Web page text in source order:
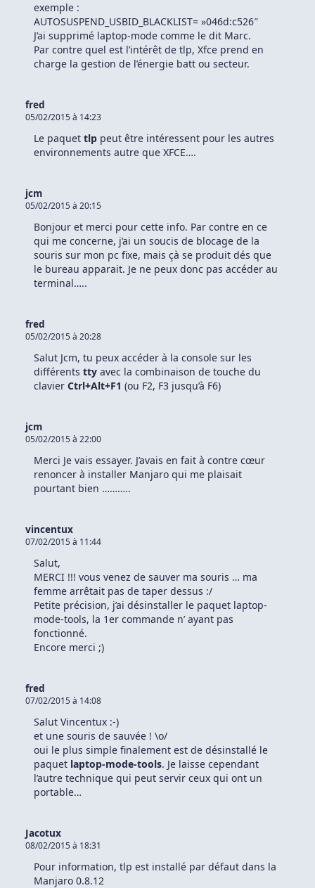
exemple :
AUTOSUSPEND_USBID_BLACKLIST= »046d:c526″
J’ai supprimé laptop-mode comme le dit Marc.
Par contre quel est l’intérêt de tlp, Xfce prend en
charge la gestion de l’énergie batt ou secteur.
fred
05/02/2015 à 14:23
Le paquet tlp peut être intéressent pour les autres
environnements autre que XFCE….
jcm
05/02/2015 à 20:15
Bonjour et merci pour cette info. Par contre en ce
qui me concerne, j’ai un soucis de blocage de la
souris sur mon pc fixe, mais çà se produit dés que
le bureau apparait. Je ne peux donc pas accéder au
terminal…..
fred
05/02/2015 à 20:28
Salut Jcm, tu peux accéder à la console sur les
différents tty avec la combinaison de touche du
clavier Ctrl+Alt+F1 (ou F2, F3 jusqu’à F6)
jcm
05/02/2015 à 22:00
Merci Je vais essayer. J’avais en fait à contre cœur
renoncer à installer Manjaro qui me plaisait
pourtant bien ………..
vincentux
07/02/2015 à 11:44
Salut,
MERCI !!! vous venez de sauver ma souris … ma
femme arrêtait pas de taper dessus :/
Petite précision, j’ai désinstaller le paquet laptop-
mode-tools, la 1er commande n’ ayant pas
fonctionné.
Encore merci ;)
fred
07/02/2015 à 14:08
Salut Vincentux :-)
et une souris de sauvée ! \o/
oui le plus simple finalement est de désinstallé le
paquet laptop-mode-tools. Je laisse cependant
l’autre technique qui peut servir ceux qui ont un
portable…
Jacotux
08/02/2015 à 18:31
Pour information, tlp est installé par défaut dans la
Manjaro 0.8.12